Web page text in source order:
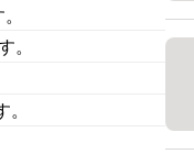
。